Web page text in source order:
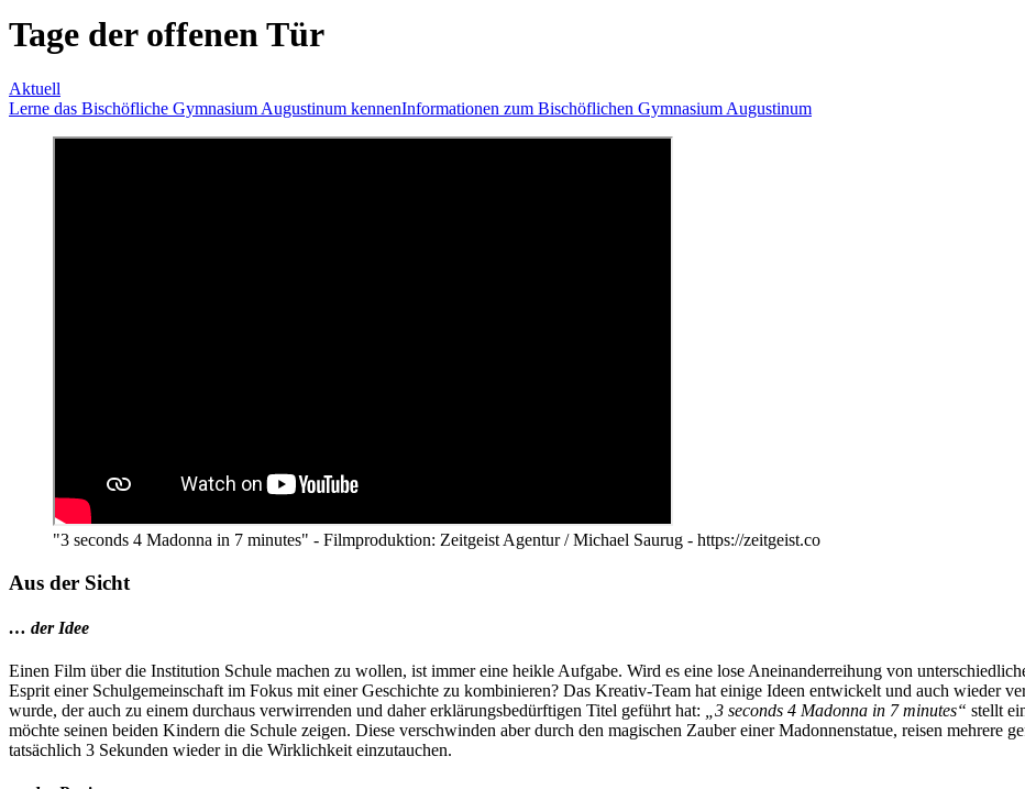
Tage der offenen Tür
Aktuell
Lerne das Bischöfliche Gymnasium Augustinum kennenInformationen zum Bischöflichen Gymnasium Augustinum
"3 seconds 4 Madonna in 7 minutes" - Filmproduktion: Zeitgeist Agentur / Michael Saurug - https://zeitgeist.co
Aus der Sicht
… der Idee
Einen Film über die Institution Schule machen zu wollen, ist immer eine heikle Aufgabe. Wird es eine lose Aneinanderreihung von
Esprit einer Schulgemeinschaft im Fokus mit einer Geschichte zu kombinieren? Das Kreativ-Team hat einige Ideen entwickelt und auch wieder
wurde, der auch zu einem durchaus verwirrenden und daher erklärungsbedürftigen Titel geführt hat:
„3 seconds 4 Madonna in 7 minutes“ stellt
möchte seinen beiden Kindern die Schule zeigen. Diese verschwinden aber durch den magischen Zauber einer Madonnenstatue, reisen mehrere
tatsächlich 3 Sekunden wieder in die Wirklichkeit einzutauchen.